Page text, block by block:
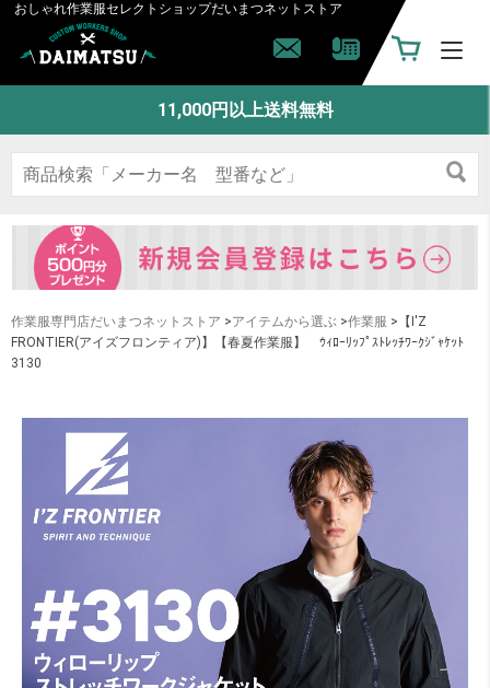
おしゃれ作業服セレクトショップだいまつネットストア
11,000円以上送料無料
作業服専門店だいまつネットストア >アイテムから選ぶ >作業服 >【I'Z
FRONTIER(アイズフロンティア)】【春夏作業服】 ｳｨﾛｰﾘｯﾌﾟｽﾄﾚｯﾁﾜｰｸｼﾞｬｹｯﾄ
3130